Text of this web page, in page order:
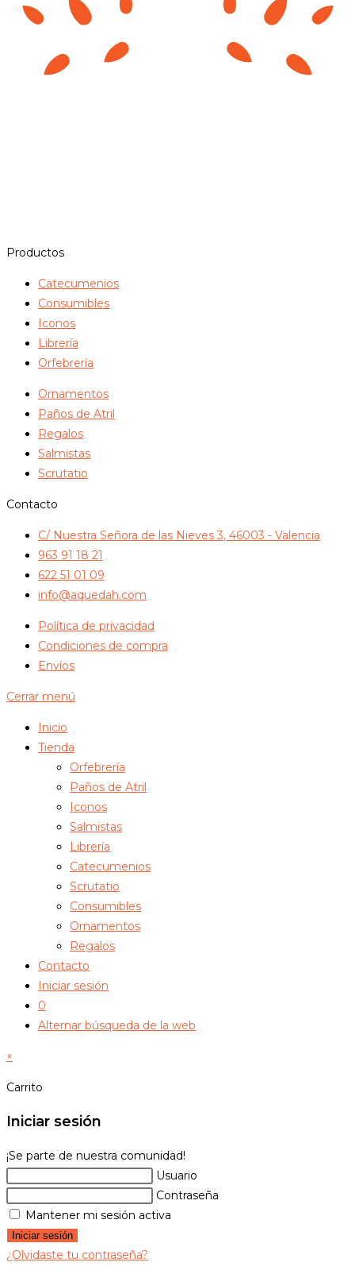
Productos
Catecumenios
Consumibles
Iconos
Librería
Orfebrería
Ornamentos
Paños de Atril
Regalos
Salmistas
Scrutatio
Contacto
C/ Nuestra Señora de las Nieves 3, 46003 - Valencia
963 91 18 21
622 51 01 09
info@aquedah.com
Política de privacidad
Condiciones de compra
Envíos
Cerrar menú
Inicio
Tienda
Orfebrería
Paños de Atril
Iconos
Salmistas
Librería
Catecumenios
Scrutatio
Consumibles
Ornamentos
Regalos
Contacto
Iniciar sesión
0
Alternar búsqueda de la web
×
Carrito
Iniciar sesión
¡Se parte de nuestra comunidad!
Usuario
Contraseña
Mantener mi sesión activa
Iniciar sesión
¿Olvidaste tu contraseña?